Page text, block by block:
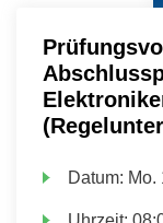
Datum: Mo.